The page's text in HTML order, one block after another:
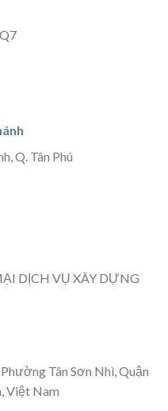
Q. Tân Phú
DỊCH VỤ XÂY DỰNG
Tân Sơn Nhì, Quận
Việt Nam